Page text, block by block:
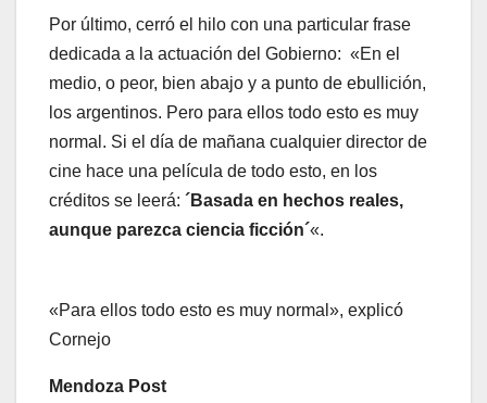
Por último, cerró el hilo con una particular frase
dedicada a la actuación del Gobierno: «En el
medio, o peor, bien abajo y a punto de ebullición,
los argentinos. Pero para ellos todo esto es muy
normal. Si el día de mañana cualquier director de
cine hace una película de todo esto, en los
créditos se leerá: ´Basada en hechos reales,
aunque parezca ciencia ficción´«.
«Para ellos todo esto es muy normal», explicó
Cornejo
Mendoza Post